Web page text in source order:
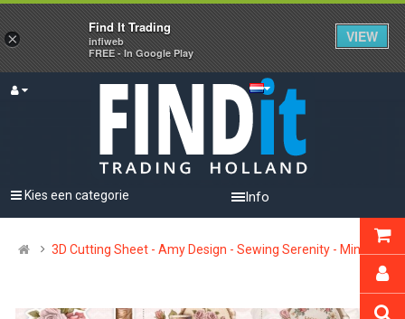
Info
Kies een categorie
3D Cutting Sheet - Amy Design - Sewing Serenity - Mini
×
Find It Trading
infiweb
FREE - In Google Play
VIEW